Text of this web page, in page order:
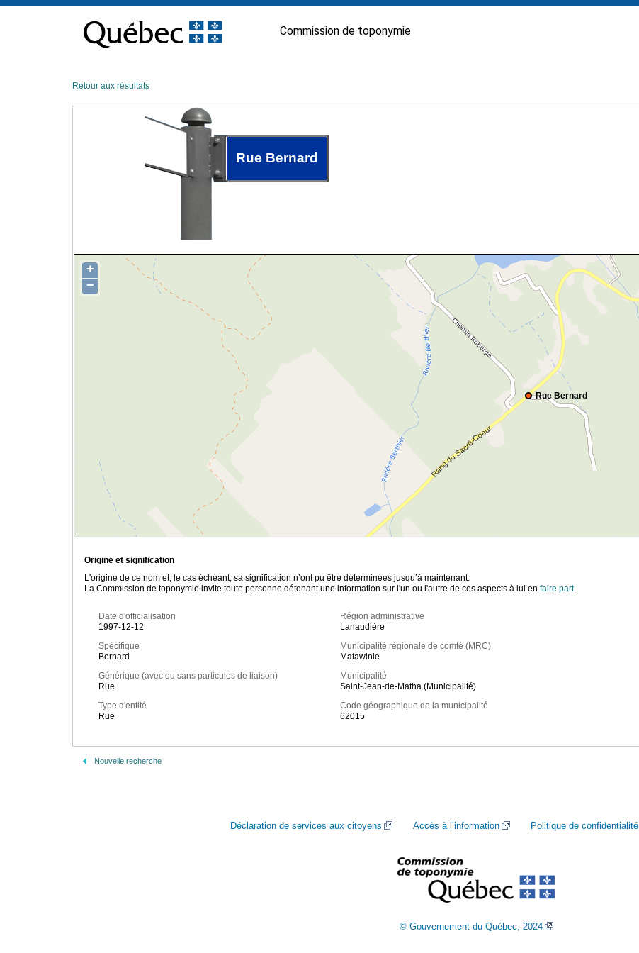
contenu
Commission de toponymie
Retour aux résultats
Rue Bernard
Rue Bernard
+
−
Origine et signification
L'origine de ce nom et, le cas échéant, sa signification n’ont pu être déterminées jusqu’à maintenant.
La Commission de toponymie invite toute personne détenant une information sur l'un ou l'autre de ces aspects à lui en faire part.
Date d'officialisation
1997-12-12
Spécifique
Bernard
Générique (avec ou sans particules de liaison)
Rue
Type d'entité
Rue
Région administrative
Lanaudière
Municipalité régionale de comté (MRC)
Matawinie
Municipalité
Saint-Jean-de-Matha (Municipalité)
Code géographique de la municipalité
62015
Nouvelle recherche
Déclaration de services aux citoyens Accès à l’information Politique de confidentialité
© Gouvernement du Québec, 2024